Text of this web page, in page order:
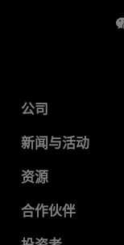
公司
关于 AMD
企业责任
就业机会
联系我们
新闻与活动
新闻中心
媒体库
资源
开发中心
合作伙伴
AMD 合作伙伴中心